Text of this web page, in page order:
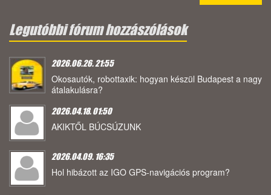
Legutóbbi fórum hozzászólások
2026.06.26. 21:55
Okosautók, robottaxik: hogyan készül Budapest a nagy
átalakulásra?
2026.04.18. 01:50
AKIKTŐL BÚCSÚZUNK
2026.04.09. 16:35
Hol hibázott az IGO GPS-navigációs program?